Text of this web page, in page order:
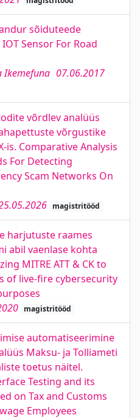
sõiduteede
Sensor For Road
Ikemefuna 07.06.2017
võrdlev analüüs
võrgustike
is. Comparative Analysis
For Detecting
Scam Networks On
magistritööd
harjutuste raames
abil vaenlase kohta
MITRE ATT & CK to
of live-fire cybersecurity
magistritööd
automatiseerimine
Maksu- ja Tolliameti
toetus näitel.
Testing and its
on Tax and Customs
Employees